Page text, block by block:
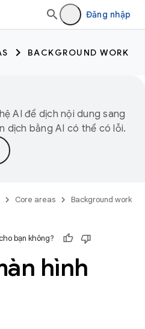
Đăng nhập
BACKGROUND WORK
AI để dịch nội dung sang
dịch bằng AI có thể có lỗi.
Core areas
Background work
bạn không?
hình